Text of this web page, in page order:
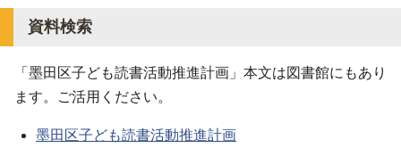
資料検索
「墨田区子ども読書活動推進計画」本文は図書館にもあり
ます。ご活用ください。
墨田区子ども読書活動推進計画